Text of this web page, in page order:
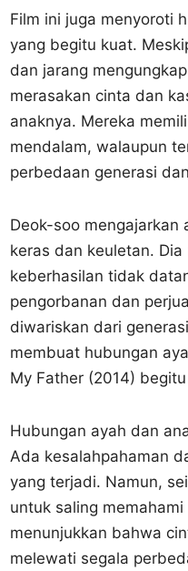
Film ini juga menyoroti
yang begitu kuat.
dan jarang
merasakan cinta dan
anaknya. Mereka
mendalam, walaupun
perbedaan generasi
Deok-soo mengajarkan
keras dan keuletan.
keberhasilan tidak
pengorbanan dan
diwariskan dari
membuat hubungan
My Father (2014)
Hubungan ayah dan
Ada kesalahpahaman
yang terjadi. Namun,
untuk saling
menunjukkan bahwa
melewati segala